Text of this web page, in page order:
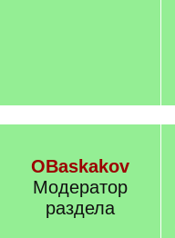
OBaskakov
Модератор
раздела